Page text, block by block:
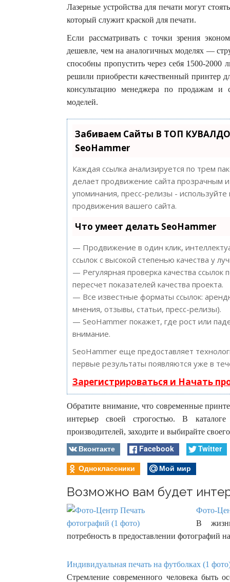
Лазерные устройства для печати могут
который служит краской для печати.
Если рассматривать с точки зрения
дешевле, чем на аналогичных моделях —
способны пропустить через себя 1500-
решили приобрести качественный принтер
консультацию менеджера по продажам и
моделей.
Забиваем Сайты В ТОП
SeoHammer
Каждая ссылка анализируется по трем
делает продвижение сайта прозрачным
упоминания, пресс-релизы -
продвижения вашего сайта.
Что умеет делать SeoHammer
— Продвижение в один клик,
ссылок с высокой степенью качества у
— Регулярная проверка качества
пересчет показателей качества проекта.
— Все известные форматы ссылок:
мнения, отзывы, статьи, пресс-релизы).
— SeoHammer покажет, где рост или
внимание.
SeoHammer еще предоставляет
первые результаты появляются уже в
Зарегистрироваться и Начать
Обратите внимание, что современные
интерьер своей строгостью. В
производителей, заходите и выбирайте
Вконтакте Facebook
Twitter
Одноклассники
Мой мир
Возможно вам будет
Фото-
В
потребность в предоставлении фотографий
Индивидуальная печать на футболках (1
Стремление современного человека быть